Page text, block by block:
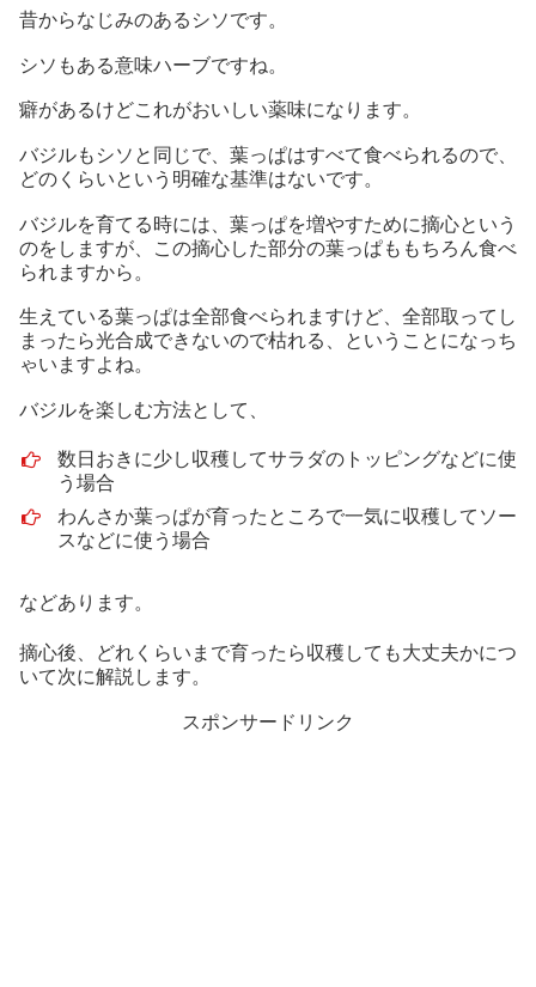
昔からなじみのあるシソです。
シソもある意味ハーブですね。
癖があるけどこれがおいしい薬味になります。
バジルもシソと同じで、葉っぱはすべて食べられるので、
どのくらいという明確な基準はないです。
バジルを育てる時には、葉っぱを増やすために摘心という
のをしますが、この摘心した部分の葉っぱももちろん食べ
られますから。
生えている葉っぱは全部食べられますけど、全部取ってし
まったら光合成できないので枯れる、ということになっち
ゃいますよね。
バジルを楽しむ方法として、
数日おきに少し収穫してサラダのトッピングなどに使
う場合
わんさか葉っぱが育ったところで一気に収穫してソー
スなどに使う場合
などあります。
摘心後、どれくらいまで育ったら収穫しても大丈夫かにつ
いて次に解説します。
スポンサードリンク